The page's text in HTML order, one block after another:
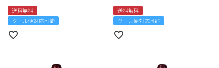
送料無料
クール便対応可能
送料無料
クール便対応可能